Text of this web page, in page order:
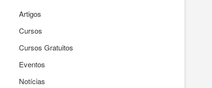
Artigos
Cursos
Cursos Gratuitos
Eventos
Notícias